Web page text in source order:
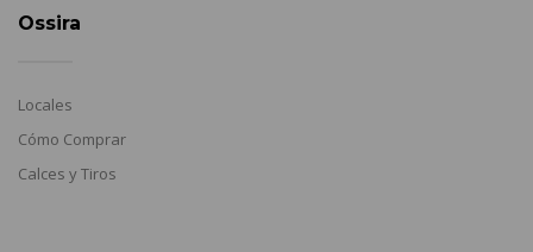
Ossira
Locales
Cómo Comprar
Calces y Tiros